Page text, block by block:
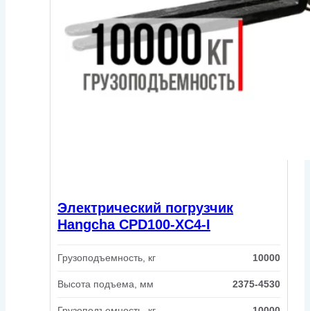
Электрический погрузчик
Hangcha CPD100-XC4-I
Грузоподъемность, кг 10000
Высота подъема, мм 2375-4530